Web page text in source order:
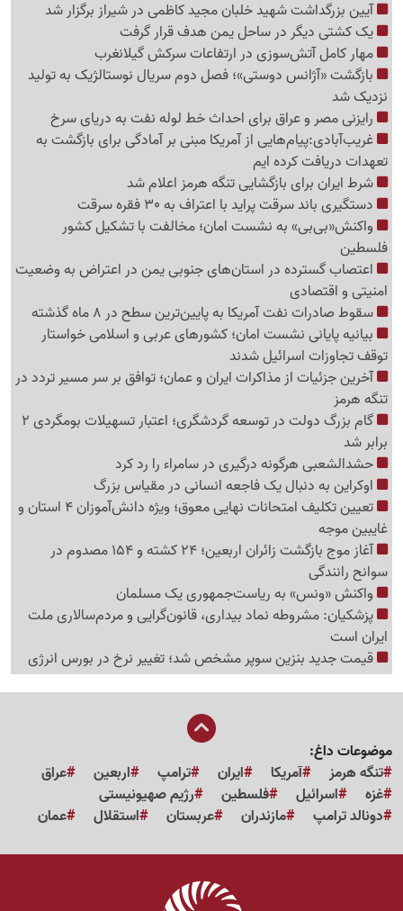
آیین بزرگداشت شهید خلبان مجید کاظمی در شیراز برگزار شد
یک کشتی دیگر در ساحل یمن هدف قرار گرفت
مهار کامل آتش‌سوزی در ارتفاعات سرکش گیلانغرب
بازگشت «آژانس دوستی»؛ فصل دوم سریال نوستالژیک به تولید
نزدیک شد
رایزنی مصر و عراق برای احداث خط لوله نفت به دریای سرخ
غریب‌آبادی:پیام‌هایی از آمریکا مبنی بر آمادگی برای بازگشت به
تعهدات دریافت کرده ایم
شرط ایران برای بازگشایی تنگه هرمز اعلام شد
دستگیری باند سرقت پراید با اعتراف به 30 فقره سرقت
واکنش«بی‌بی» به نشست امان؛ مخالفت با تشکیل کشور
فلسطین
اعتصاب گسترده در استان‌های جنوبی یمن در اعتراض به وضعیت
امنیتی و اقتصادی
سقوط صادرات نفت آمریکا به پایین‌ترین سطح در 8 ماه گذشته
بیانیه پایانی نشست امان؛ کشورهای عربی و اسلامی خواستار
توقف تجاوزات اسرائیل شدند
آخرین جزئیات از مذاکرات ایران و عمان؛ توافق بر سر مسیر تردد در
تنگه هرمز
گام بزرگ دولت در توسعه گردشگری؛ اعتبار تسهیلات بومگردی 2
برابر شد
حشدالشعبی هرگونه درگیری در سامراء را رد کرد
اوکراین به دنبال یک فاجعه انسانی در مقیاس بزرگ
تعیین تکلیف امتحانات نهایی معوق؛ ویژه دانش‌آموزان 4 استان و
غایبین موجه
آغاز موج بازگشت زائران اربعین؛ 24 کشته و 154 مصدوم در
سوانح رانندگی
واکنش «ونس» به ریاست‌جمهوری یک مسلمان
پزشکیان: مشروطه نماد بیداری، قانون‌گرایی و مردم‌سالاری ملت
ایران است
قیمت جدید بنزین سوپر مشخص شد؛ تغییر نرخ در بورس انرژی
موضوعات داغ:
تنگه هرمز
آمریکا ایران ترامپ اربعین
عراق
غزه
اسرائیل فلسطین
رژیم صهیونیستی
دونالد ترامپ
مازندران عربستان استقلال عمان